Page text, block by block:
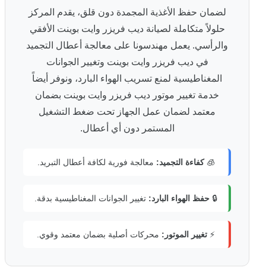
لضمان حفظ الأغذية المجمدة دون قلق، يقدم المركز
حلولاً متكاملة لصيانة ديب فريزر وايت بوينت الأفقي
والرأسي. يعمل مهندسونا على معالجة أعطال التجميد
في ديب فريزر وايت بوينت وتغيير الجوانات
المغناطيسية لمنع تسريب الهواء البارد، ونوفر أيضاً
خدمة تغيير موتور ديب فريزر وايت بوينت بضمان
معتمد لضمان عمل الجهاز تحت ضغط التشغيل
المستمر دون أي أعطال.
🧊كفاءة التجميد: معالجة فورية لكافة أعطال التبريد.
🔒 حفظ الهواء البارد: تغيير الجوانات المغناطيسية بدقة.
⚡ تغيير الموتور: محركات أصلية بضمان معتمد وقوي.